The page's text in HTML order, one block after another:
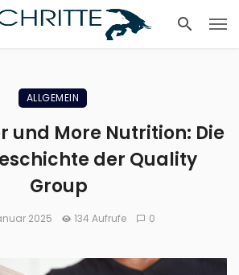
ALLGEMEIN
und More Nutrition: Die
der Quality
Group
2025 134 Aufrufe 0